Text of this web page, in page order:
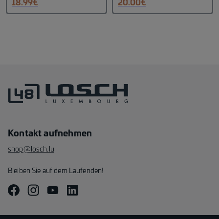
der Rückseite gewebt.
18.99€ 20.00€
Kontakt aufnehmen
shop@losch.lu
Bleiben Sie auf dem Laufenden!